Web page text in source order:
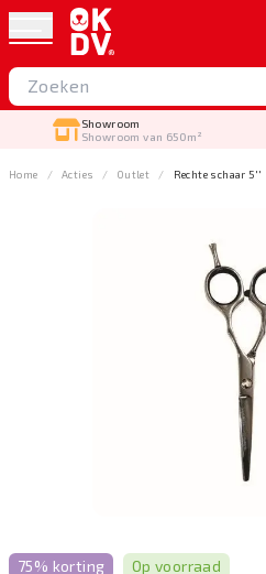
Showroom
Showroom van 650m²
Home Acties Outlet Rechte schaar 5''
75% korting Op voorraad